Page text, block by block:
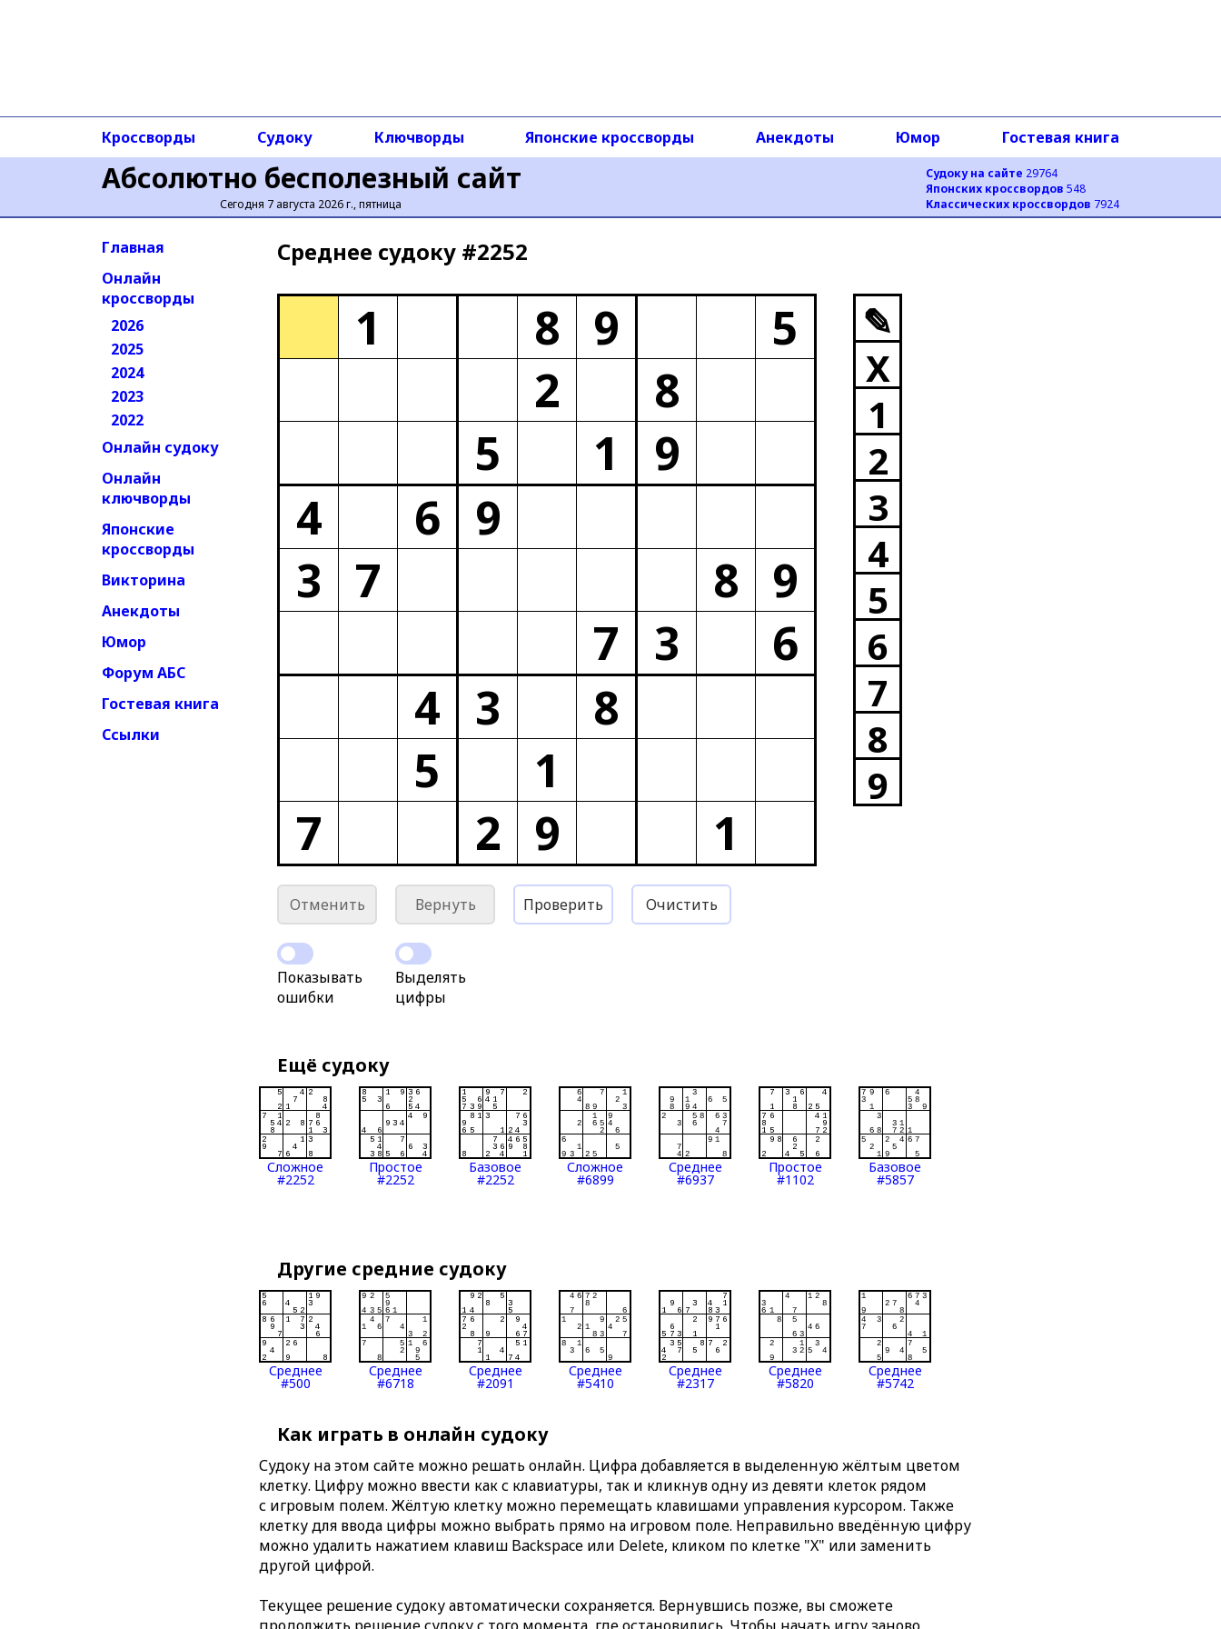
Абсолютно бесполезный сайт
Сегодня 7 августа 2026 г., пятница
Судоку на сайте 29764
Японских кроссвордов 548
Классических кроссвордов 7924
Кроссворды Судоку Ключворды Японские кроссворды Анекдоты Юмор Гостевая книга
Главная
Онлайн
кроссворды
2026
2025
2024
2023
2022
Онлайн судоку
Онлайн
ключворды
Японские
кроссворды
Викторина
Анекдоты
Юмор
Форум АБС
Гостевая книга
Ссылки
Среднее cудоку #2252
1 8 9
5
2
8
5
1
9
4
6
9
3 7 8 9
7
3
6
4
3
8
5
1
7
2 9 1
✎
X
1
2
3
4
5
6
7
8
9
Отменить Вернуть Проверить Очистить
Показывать
ошибки
Выделять
цифры
Ещё судоку
Сложное
#2252
Простое
#2252
Базовое
#2252
Сложное
#6899
Среднее
#6937
Простое
#1102
Базовое
#5857
Другие средние судоку
Среднее
#500
Среднее
#6718
Среднее
#2091
Среднее
#5410
Среднее
#2317
Среднее
#5820
Среднее
#5742
Как играть в онлайн судоку
Судоку на этом сайте можно решать онлайн. Цифра добавляется в выделенную жёлтым цветом
клетку. Цифру можно ввести как с клавиатуры, так и кликнув одну из девяти клеток рядом
с игровым полем. Жёлтую клетку можно перемещать клавишами управления курсором. Также
клетку для ввода цифры можно выбрать прямо на игровом поле. Неправильно введённую цифру
можно удалить нажатием клавиш Backspace или Delete, кликом по клетке "X" или заменить
другой цифрой.
Текущее решение судоку автоматически сохраняется. Вернувшись позже, вы сможете